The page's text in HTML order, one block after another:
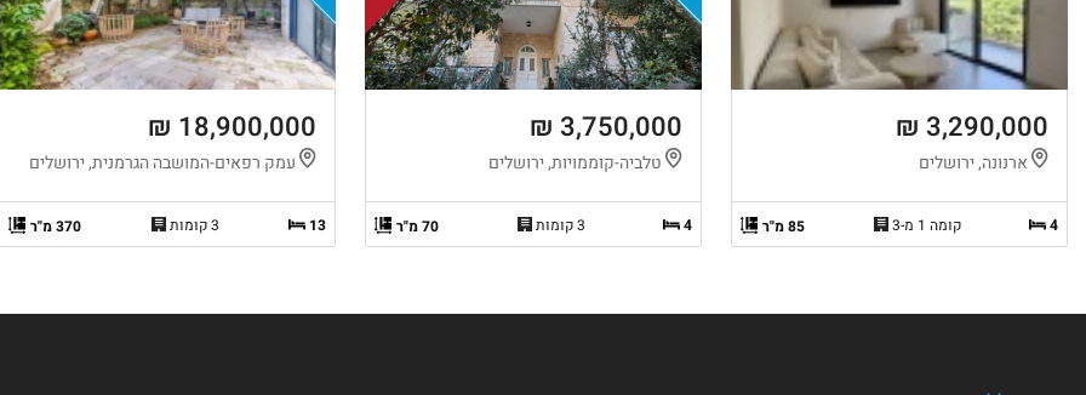
3,290,000 ₪
ארנונה, ירושלים
4 קומה 1 מ-3 85 מ"ר
3,750,000 ₪
טלביה-קוממויות, ירושלים
4 3 קומות 70 מ"ר
18,900,000 ₪
עמק רפאים-המושבה הגרמנית, ירושלים
13 3 קומות 370 מ"ר